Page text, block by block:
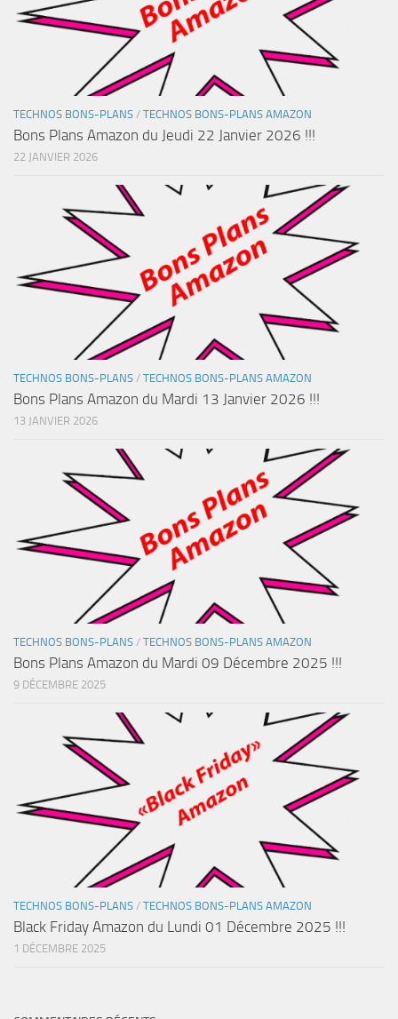
TECHNOS BONS-PLANS / TECHNOS BONS-PLANS AMAZON
Bons Plans Amazon du Jeudi 22 Janvier 2026 !!!
22 JANVIER 2026
TECHNOS BONS-PLANS / TECHNOS BONS-PLANS AMAZON
Bons Plans Amazon du Mardi 13 Janvier 2026 !!!
13 JANVIER 2026
TECHNOS BONS-PLANS / TECHNOS BONS-PLANS AMAZON
Bons Plans Amazon du Mardi 09 Décembre 2025 !!!
9 DÉCEMBRE 2025
TECHNOS BONS-PLANS / TECHNOS BONS-PLANS AMAZON
Black Friday Amazon du Lundi 01 Décembre 2025 !!!
1 DÉCEMBRE 2025